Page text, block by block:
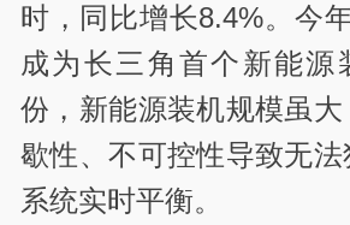
时，同比增长8.4%。今
成为长三角首个新能源
份，新能源装机规模虽
歇性、不可控性导致无法
系统实时平衡。